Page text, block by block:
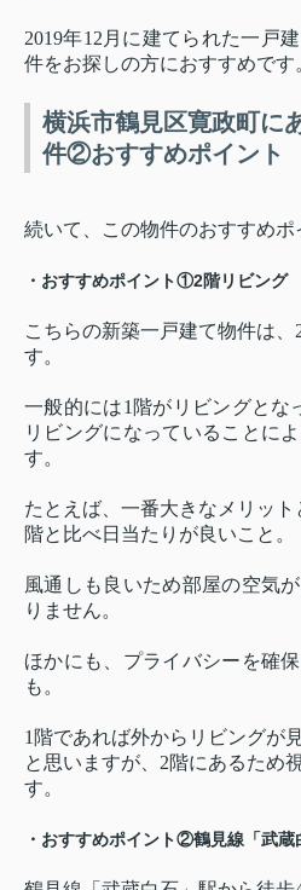
2019年12月に建てられた一戸
件をお探しの方におすすめです
横浜市鶴見区寛政町に
件②おすすめポイント
続いて、この物件のおすすめポ
・おすすめポイント①2階リビング
こちらの新築一戸建て物件は
す。
一般的には1階がリビングとな
リビングになっていることに
す。
たとえば、一番大きなメリッ
階と比べ日当たりが良いこと。
風通しも良いため部屋の空気
りません。
ほかにも、プライバシーを確
も。
1階であれば外からリビングが
と思いますが、2階にあるため
す。
・おすすめポイント②鶴見線「武